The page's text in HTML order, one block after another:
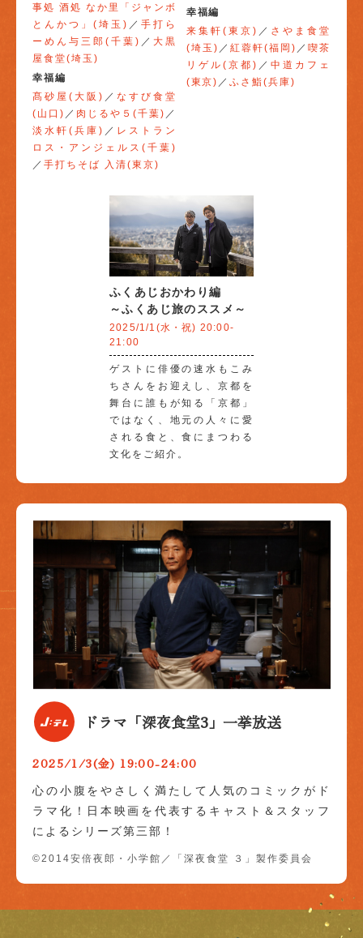
事処 酒処 なか里「ジャンボ
とんかつ」(埼玉) ／手打ら
ーめん与三郎(千葉) ／ 大黒
屋食堂(埼玉)
幸福編
髙砂屋(大阪) ／なすび食堂
(山口) ／ 肉じるや５(千葉) ／
淡水軒(兵庫) ／ レストラン
ロス・アンジェルス(千葉)
／手打ちそば 入清(東京)
幸福編
来集軒(東京) ／ さやま食堂
(埼玉) ／ 紅蓉軒(福岡) ／ 喫茶
リゲル(京都) ／ 中道カフェ
(東京) ／ふさ鮨(兵庫)
ふくあじおかわり編
～ふくあじ旅のススメ～
2025/1/1(水・祝) 20:00-
21:00
ゲストに俳優の速水もこみ
ちさんをお迎えし、京都を
舞台に誰もが知る「京都」
ではなく、地元の人々に愛
される食と、食にまつわる
文化をご紹介。
ドラマ「深夜食堂3」一挙放送
2025/1/3(金) 19:00-24:00
心の小腹をやさしく満たして人気のコミックがド
ラマ化！日本映画を代表するキャスト＆スタッフ
によるシリーズ第三部！
©2014安倍夜郎・小学館／「深夜食堂 ３」製作委員会